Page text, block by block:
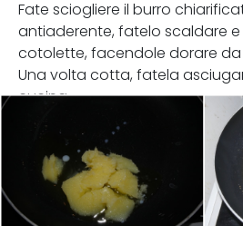
Fate sciogliere il burro
antiaderente, fatelo scaldare
cotolette, facendole dorare da
Una volta cotta, fatela
cucina.